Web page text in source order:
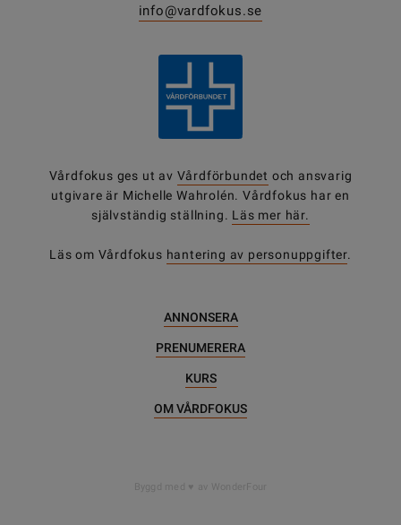
info@vardfokus.se
Vårdfokus ges ut av Vårdförbundet och ansvarig
utgivare är Michelle Wahrolén. Vårdfokus har en
självständig ställning. Läs mer här.
Läs om Vårdfokus hantering av personuppgifter.
ANNONSERA
PRENUMERERA
KURS
OM VÅRDFOKUS
Byggd med av WonderFour